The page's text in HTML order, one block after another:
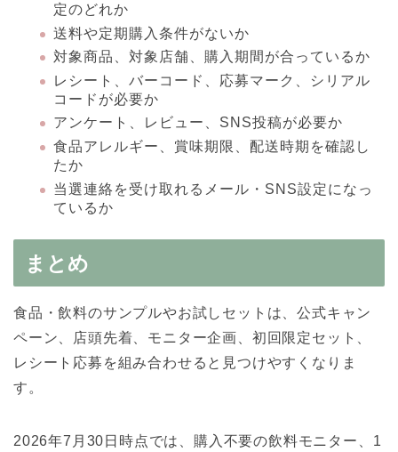
定のどれか
送料や定期購入条件がないか
対象商品、対象店舗、購入期間が合っているか
レシート、バーコード、応募マーク、シリアル
コードが必要か
アンケート、レビュー、SNS投稿が必要か
食品アレルギー、賞味期限、配送時期を確認し
たか
当選連絡を受け取れるメール・SNS設定になっ
ているか
まとめ
食品・飲料のサンプルやお試しセットは、公式キャン
ペーン、店頭先着、モニター企画、初回限定セット、
レシート応募を組み合わせると見つけやすくなりま
す。
2026年7月30日時点では、購入不要の飲料モニター、1